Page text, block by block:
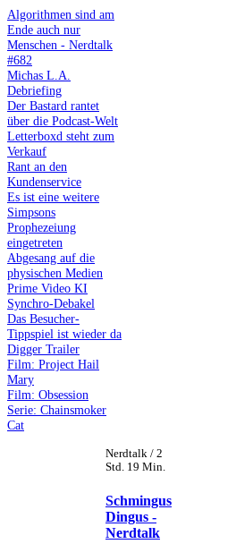
Algorithmen sind am
Ende auch nur
Menschen - Nerdtalk
#682
Michas L.A.
Debriefing
Der Bastard rantet
über die Podcast-Welt
Letterboxd steht zum
Verkauf
Rant an den
Kundenservice
Es ist eine weitere
Simpsons
Prophezeiung
eingetreten
Abgesang auf die
physischen Medien
Prime Video KI
Synchro-Debakel
Das Besucher-
Tippspiel ist wieder da
Digger Trailer
Film: Project Hail
Mary
Film: Obsession
Serie: Chainsmoker
Cat
Nerdtalk / 2
Std. 19 Min.
Schmingus
Dingus -
Nerdtalk